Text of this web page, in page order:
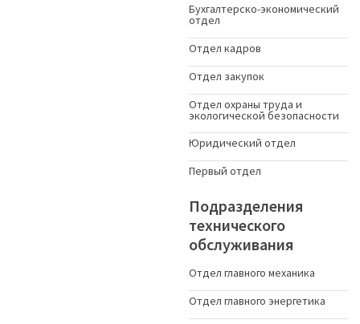
Бухгалтерско-экономический
отдел
Отдел кадров
Отдел закупок
Отдел охраны труда и
экологической безопасности
Юридический отдел
Первый отдел
Подразделения
технического
обслуживания
Отдел главного механика
Отдел главного энергетика